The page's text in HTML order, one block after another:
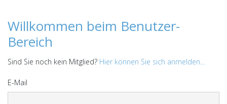
Willkommen beim Benutzer-
Bereich
Sind Sie noch kein Mitglied? Hier können Sie sich anmelden...
E-Mail